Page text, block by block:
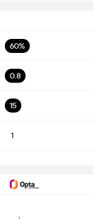
60%
0.8
15
1